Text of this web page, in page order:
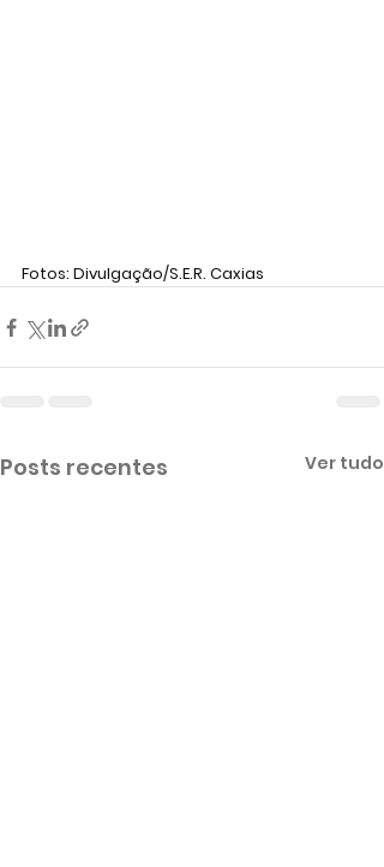
Fotos: Divulgação/S.E.R. Caxias
Posts recentes Ver tudo